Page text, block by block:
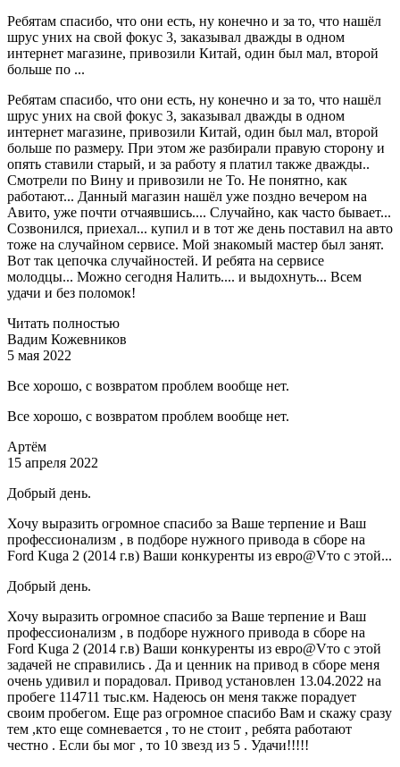
Ребятам спасибо, что они есть, ну конечно и за то, что нашёл
шрус уних на свой фокус 3, заказывал дважды в одном
интернет магазине, привозили Китай, один был мал, второй
больше по ...
Ребятам спасибо, что они есть, ну конечно и за то, что нашёл
шрус уних на свой фокус 3, заказывал дважды в одном
интернет магазине, привозили Китай, один был мал, второй
больше по размеру. При этом же разбирали правую сторону и
опять ставили старый, и за работу я платил также дважды..
Смотрели по Вину и привозили не То. Не понятно, как
работают... Данный магазин нашёл уже поздно вечером на
Авито, уже почти отчаявшись.... Случайно, как часто бывает...
Созвонился, приехал... купил и в тот же день поставил на авто
тоже на случайном сервисе. Мой знакомый мастер был занят.
Вот так цепочка случайностей. И ребята на сервисе
молодцы... Можно сегодня Налить.... и выдохнуть... Всем
удачи и без поломок!
Читать полностью
Вадим Кожевников
5 мая 2022
Все хорошо, с возвратом проблем вообще нет.
Все хорошо, с возвратом проблем вообще нет.
Артём
15 апреля 2022
Добрый день.
Хочу выразить огромное спасибо за Ваше терпение и Ваш
профессионализм , в подборе нужного привода в сборе на
Ford Kuga 2 (2014 г.в) Ваши конкуренты из евро@Vто с этой...
Добрый день.
Хочу выразить огромное спасибо за Ваше терпение и Ваш
профессионализм , в подборе нужного привода в сборе на
Ford Kuga 2 (2014 г.в) Ваши конкуренты из евро@Vто с этой
задачей не справились . Да и ценник на привод в сборе меня
очень удивил и порадовал. Привод установлен 13.04.2022 на
пробеге 114711 тыс.км. Надеюсь он меня также порадует
своим пробегом. Еще раз огромное спасибо Вам и скажу сразу
тем ,кто еще сомневается , то не стоит , ребята работают
честно . Если бы мог , то 10 звезд из 5 . Удачи!!!!!